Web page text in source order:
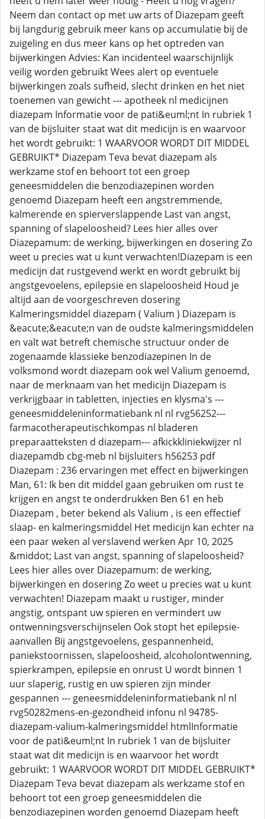
Neem dan contact op met uw arts of Diazepam geeft
bij langdurig gebruik meer kans op accumulatie bij de
zuigeling en dus meer kans op het optreden van
bijwerkingen Advies: Kan incidenteel waarschijnlijk
veilig worden gebruikt Wees alert op eventuele
bijwerkingen zoals sufheid, slecht drinken en het niet
toenemen van gewicht --- apotheek nl medicijnen
diazepam Informatie voor de pati&euml;nt In rubriek 1
van de bijsluiter staat wat dit medicijn is en waarvoor
het wordt gebruikt: 1 WAARVOOR WORDT DIT MIDDEL
GEBRUIKT* Diazepam Teva bevat diazepam als
werkzame stof en behoort tot een groep
geneesmiddelen die benzodiazepinen worden
genoemd Diazepam heeft een angstremmende,
kalmerende en spierverslappende Last van angst,
spanning of slapeloosheid? Lees hier alles over
Diazepamum: de werking, bijwerkingen en dosering Zo
weet u precies wat u kunt verwachten!Diazepam is een
medicijn dat rustgevend werkt en wordt gebruikt bij
angstgevoelens, epilepsie en slapeloosheid Houd je
altijd aan de voorgeschreven dosering
Kalmeringsmiddel diazepam ( Valium ) Diazepam is
&eacute;&eacute;n van de oudste kalmeringsmiddelen
en valt wat betreft chemische structuur onder de
zogenaamde klassieke benzodiazepinen In de
volksmond wordt diazepam ook wel Valium genoemd,
naar de merknaam van het medicijn Diazepam is
verkrijgbaar in tabletten, injecties en klysma's ---
geneesmiddeleninformatiebank nl nl rvg56252---
farmacotherapeutischkompas nl bladeren
preparaatteksten d diazepam--- afkickkliniekwijzer nl
diazepamdb cbg-meb nl bijsluiters h56253 pdf
Diazepam : 236 ervaringen met effect en bijwerkingen
Man, 61: Ik ben dit middel gaan gebruiken om rust te
krijgen en angst te onderdrukken Ben 61 en heb
Diazepam , beter bekend als Valium , is een effectief
slaap- en kalmeringsmiddel Het medicijn kan echter na
een paar weken al verslavend werken Apr 10, 2025
&middot; Last van angst, spanning of slapeloosheid?
Lees hier alles over Diazepamum: de werking,
bijwerkingen en dosering Zo weet u precies wat u kunt
verwachten! Diazepam maakt u rustiger, minder
angstig, ontspant uw spieren en vermindert uw
ontwenningsverschijnselen Ook stopt het epilepsie-
aanvallen Bij angstgevoelens, gespannenheid,
paniekstoornissen, slapeloosheid, alcoholontwenning,
spierkrampen, epilepsie en onrust U wordt binnen 1
uur slaperig, rustig en uw spieren zijn minder
gespannen --- geneesmiddeleninformatiebank nl nl
rvg50282mens-en-gezondheid infonu nl 94785-
diazepam-valium-kalmeringsmiddel htmlInformatie
voor de pati&euml;nt In rubriek 1 van de bijsluiter
staat wat dit medicijn is en waarvoor het wordt
gebruikt: 1 WAARVOOR WORDT DIT MIDDEL GEBRUIKT*
Diazepam Teva bevat diazepam als werkzame stof en
behoort tot een groep geneesmiddelen die
benzodiazepinen worden genoemd Diazepam heeft